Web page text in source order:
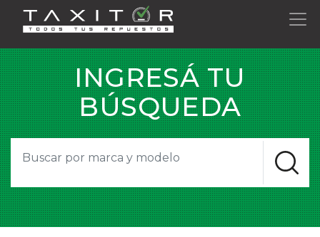
INGRESÁ TU
BÚSQUEDA